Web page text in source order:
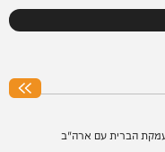
הברית עם ארה"ב